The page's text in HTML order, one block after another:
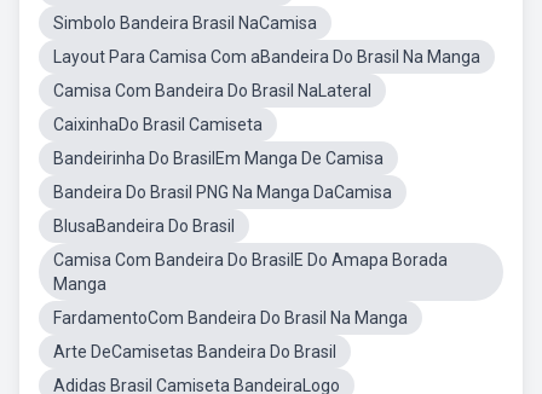
Simbolo Bandeira Brasil NaCamisa
Layout Para Camisa Com aBandeira Do Brasil Na Manga
Camisa Com Bandeira Do Brasil NaLateral
CaixinhaDo Brasil Camiseta
Bandeirinha Do BrasilEm Manga De Camisa
Bandeira Do Brasil PNG Na Manga DaCamisa
BlusaBandeira Do Brasil
Camisa Com Bandeira Do BrasilE Do Amapa Borada
Manga
FardamentoCom Bandeira Do Brasil Na Manga
Arte DeCamisetas Bandeira Do Brasil
Adidas Brasil Camiseta BandeiraLogo